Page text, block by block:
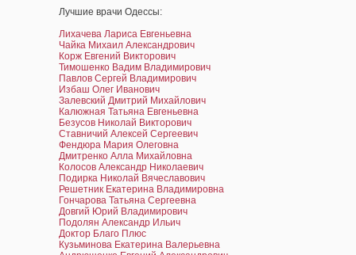
Лучшие врачи Одессы:
Лихачева Лариса Евгеньевна
Чайка Михаил Александрович
Корж Евгений Викторович
Тимошенко Вадим Владимирович
Павлов Сергей Владимирович
Избаш Олег Иванович
Залевский Дмитрий Михайлович
Калюжная Татьяна Евгеньевна
Безусов Николай Викторович
Ставничий Алексей Сергеевич
Фендюра Мария Олеговна
Дмитренко Алла Михайловна
Колосов Александр Николаевич
Подирка Николай Вячеславович
Решетник Екатерина Владимировна
Гончарова Татьяна Сергеевна
Довгий Юрий Владимирович
Подолян Александр Ильич
Доктор Благо Плюс
Кузьминова Екатерина Валерьевна